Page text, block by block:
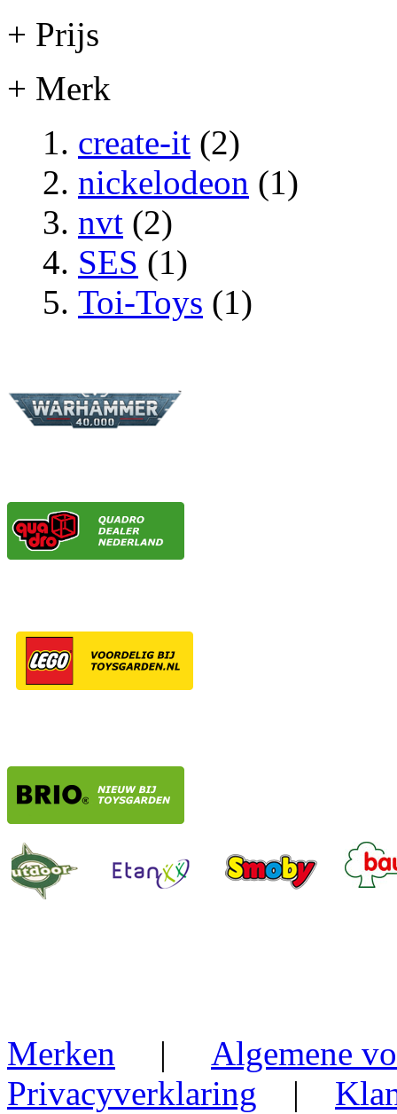
+ Prijs
+ Merk
create-it (2)
nickelodeon (1)
nvt (2)
SES (1)
Toi-Toys (1)
Merken | Algemene
Privacyverklaring |